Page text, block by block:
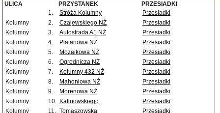
ULICA PRZYSTANEK
PRZESIADKI
1.
Stróża Kolumny
Przesiadki
Kolumny
2. Czajewskiego NŻ
Przesiadki
Kolumny
3. Autostrada A1 NŻ
Przesiadki
Kolumny
4. Platanowa NŻ
Przesiadki
Kolumny
5. Mozaikowa NŻ
Przesiadki
Kolumny
6. Ogrodnicza NŻ
Przesiadki
Kolumny
7. Kolumny 432 NŻ
Przesiadki
Kolumny
8. Mahoniowa NŻ
Przesiadki
Kolumny
9. Morenowa NŻ
Przesiadki
Kolumny
10. Kalinowskiego
Przesiadki
Kolumny
11. Tomaszowska
Przesiadki